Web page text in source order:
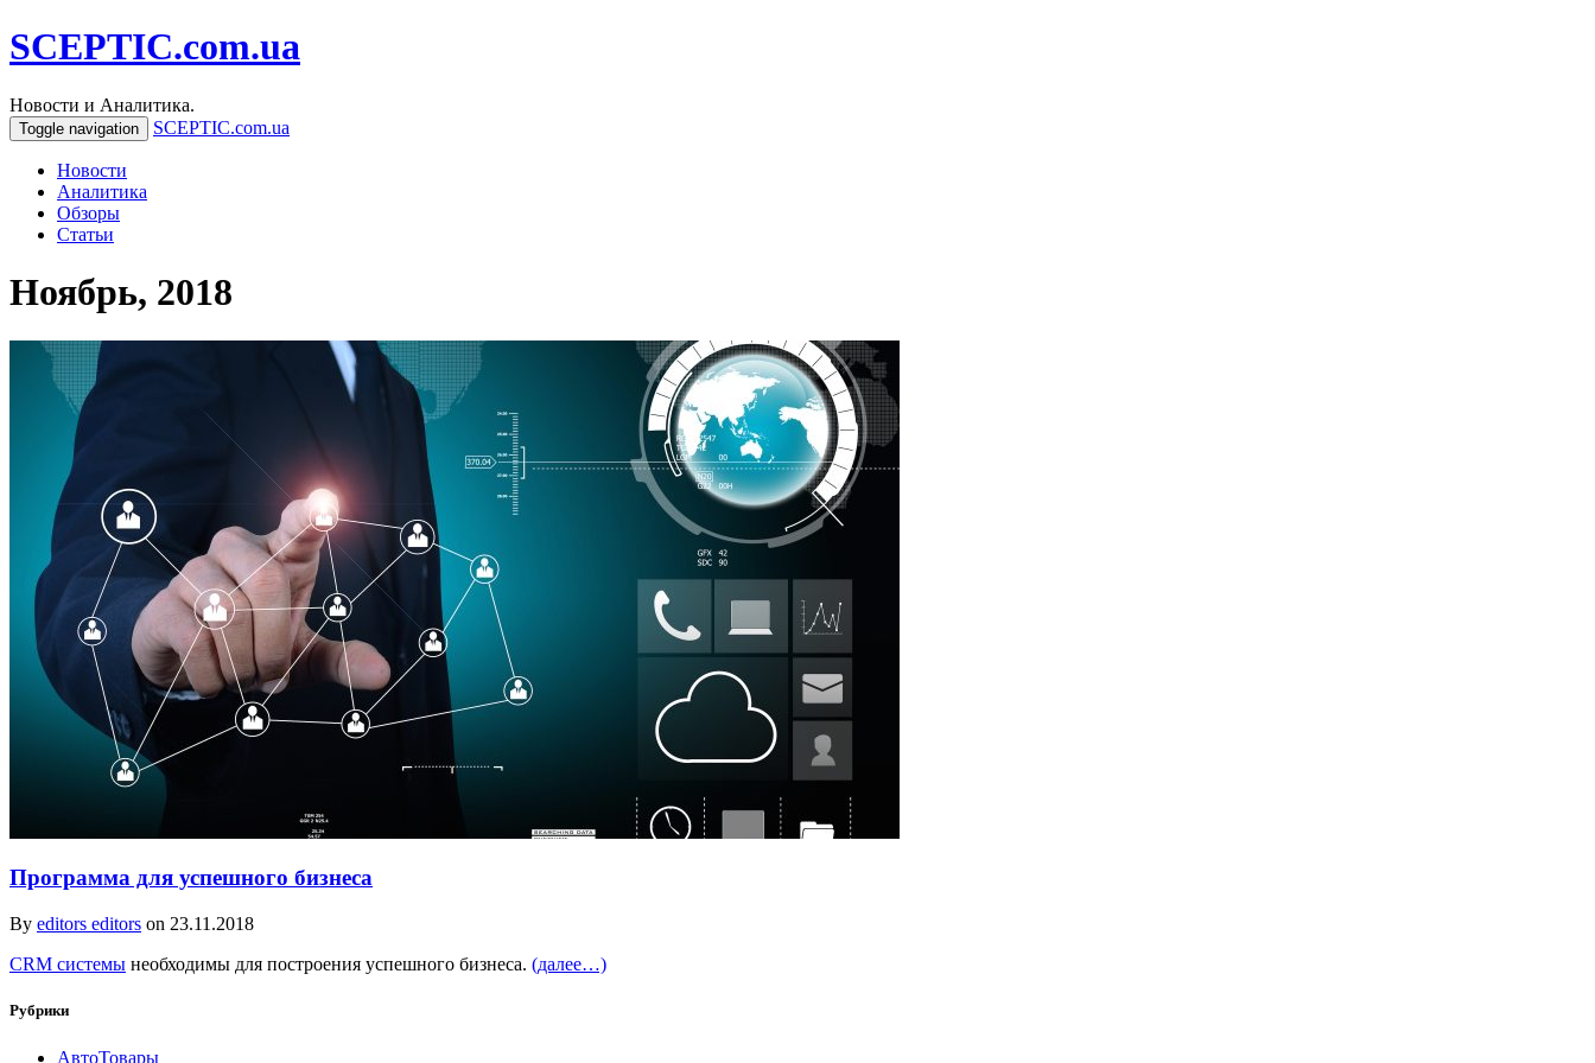
SCEPTIC.com.ua
Новости и Аналитика.
Toggle navigation SCEPTIC.com.ua
Новости
Аналитика
Обзоры
Статьи
Ноябрь, 2018
Программа для успешного бизнеса
By editors editors on 23.11.2018
CRM системы необходимы для построения успешного бизнеса. (далее…)
Рубрики
АвтоТовары